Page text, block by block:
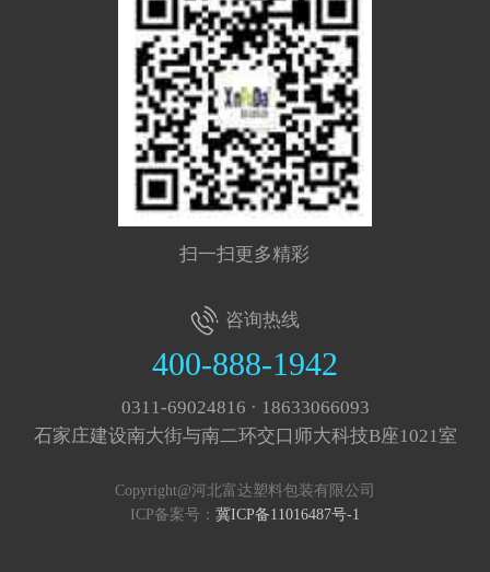
扫一扫更多精彩
咨询热线
400-888-1942
0311-69024816 · 18633066093
石家庄建设南大街与南二环交口师大科技B座1021室
Copyright@河北富达塑料包装有限公司
ICP备案号： 冀ICP备11016487号-1